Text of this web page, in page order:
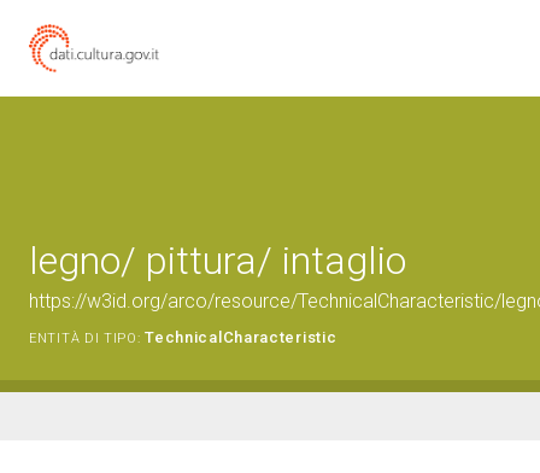
legno/ pittura/ intaglio
https://w3id.org/arco/resource/TechnicalCharacteristic/
ENTITÀ DI TIPO: TechnicalCharacteristic